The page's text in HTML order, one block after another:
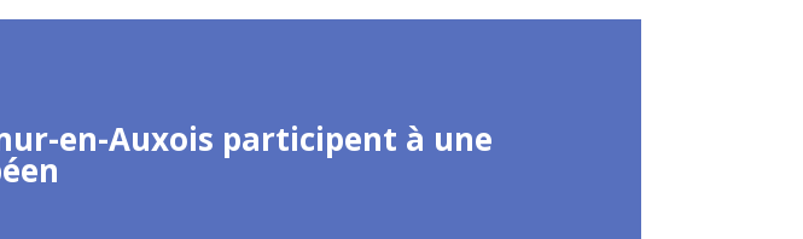
en-Auxois participent à une